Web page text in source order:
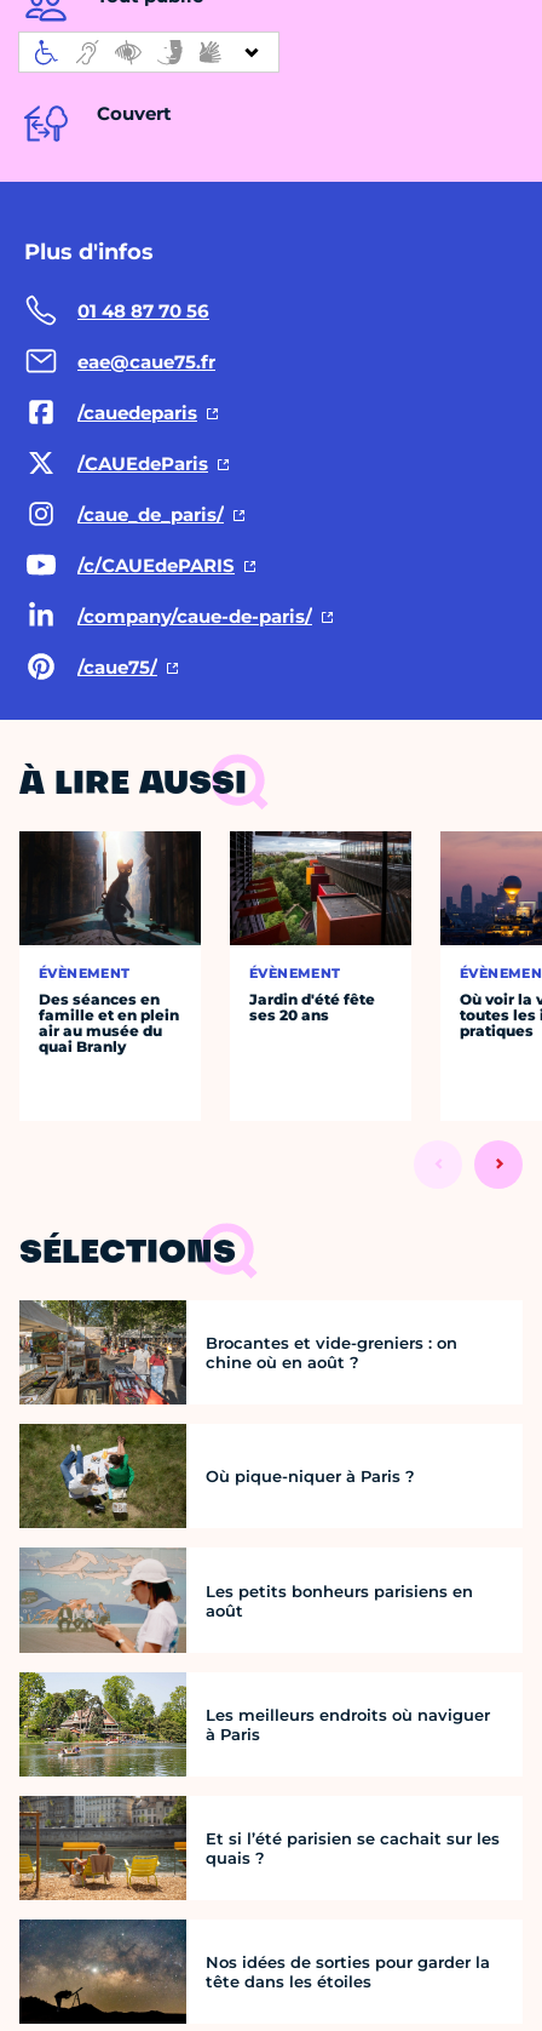
Couvert
Plus d'infos
01 48 87 70 56
eae@caue75.fr
/cauedeparis
/CAUEdeParis
/caue_de_paris/
/c/CAUEdePARIS
/company/caue-de-paris/
/caue75/
À LIRE AUSSI
ÉVÈNEMENT
Des séances en
famille et en plein
air au musée du
quai Branly
ÉVÈNEMENT
Jardin d'été fête
ses 20 ans
Où voir la
toutes les
pratiques
SÉLECTIONS
Brocantes et vide-greniers : on
chine où en août ?
Où pique-niquer à Paris ?
Les petits bonheurs parisiens en
août
Les meilleurs endroits où naviguer
à Paris
Et si l’été parisien se cachait sur les
quais ?
Nos idées de sorties pour garder la
tête dans les étoiles